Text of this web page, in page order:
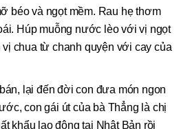
béo và ngọt mềm. Rau hẹ thơm
Húp muỗng nước lèo với vị ngọt
chua từ chanh quyện với cay của
lại đến đời con đưa món ngon
con gái út của bà Thẳng là chị
khẩu lao động tại Nhật Bản rồi